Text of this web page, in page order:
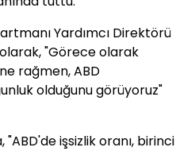
Yardımcı Direktörü
"Görece olarak
rağmen, ABD
olduğunu görüyoruz"
işsizlik oranı, birinci